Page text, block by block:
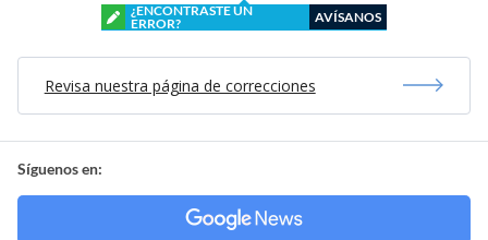
¿ENCONTRASTE UN
ERROR?
AVÍSANOS
Revisa nuestra página de correcciones
Síguenos en: